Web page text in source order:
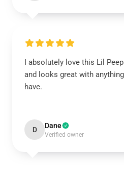
I absolutely love this Lil
and looks great with
have.
D Dane
Verified owner